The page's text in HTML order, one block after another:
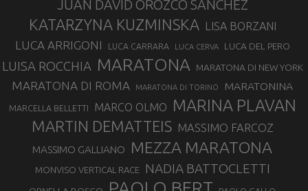
JUAN DAVID OROZCO SANCHEZ
KATARZYNA KUZMINSKA LISA BORZANI
LUCA ARRIGONI LUCA CARRARA LUCA CERVA LUCA DEL PERO
LUISA ROCCHIA MARATONA MARATONA DI NEW YORK
MARATONA DI ROMA MARATONA DI TORINO MARATONINA
MARCELLA BELLETTI MARCO OLMO MARINA PLAVAN
MARTIN DEMATTEIS MASSIMO FARCOZ
MASSIMO GALLIANO MEZZA MARATONA
MONVISO VERTICAL RACE NADIA BATTOCLETTI